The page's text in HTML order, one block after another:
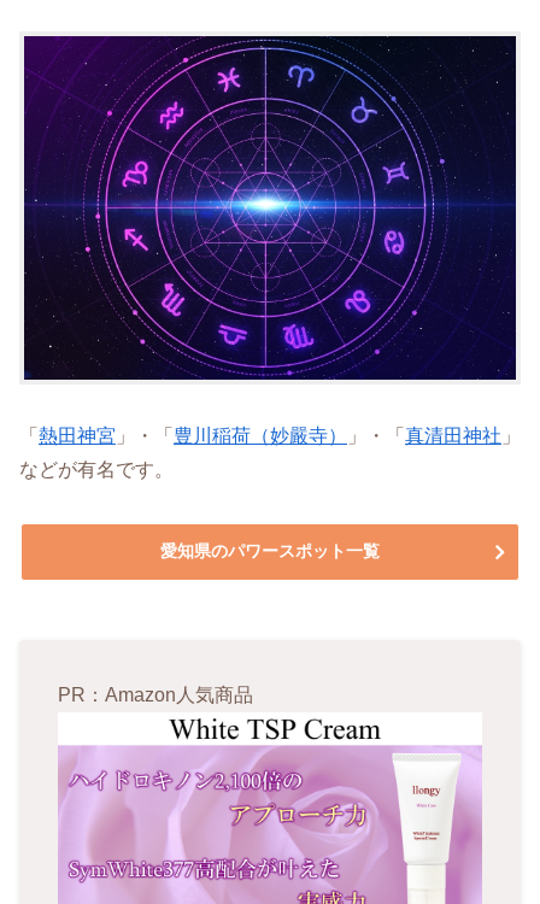
「 熱田神宮 」・「 豊川稲荷（妙嚴寺） 」・「 真清田神社 」
などが有名です。
愛知県のパワースポット一覧
PR：Amazon人気商品